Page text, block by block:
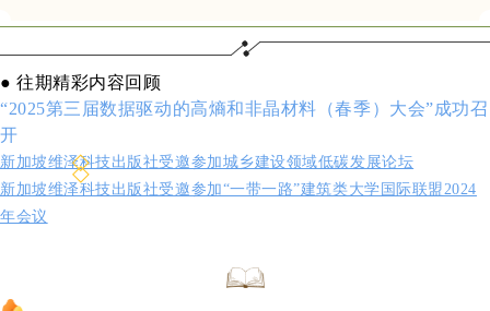
● 往期精彩内容回顾
“2025第三届数据驱动的高熵和非晶材料（春季）大会”成功召
开
新加坡维泽科技出版社受邀参加城乡建设领域低碳发展论坛
新加坡维泽科技出版社受邀参加“一带一路”建筑类大学国际联盟2024
年会议